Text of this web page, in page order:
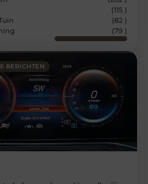
BERICHTEN
(115 )
(82 )
(79 )